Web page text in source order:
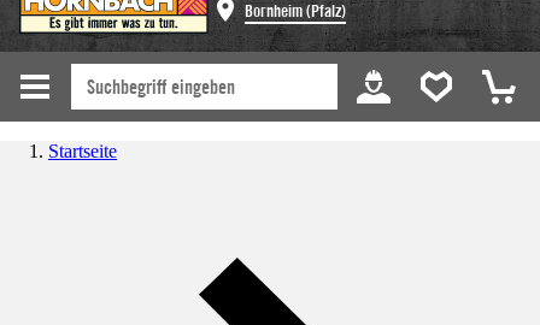
Bornheim (Pfalz)
Startseite